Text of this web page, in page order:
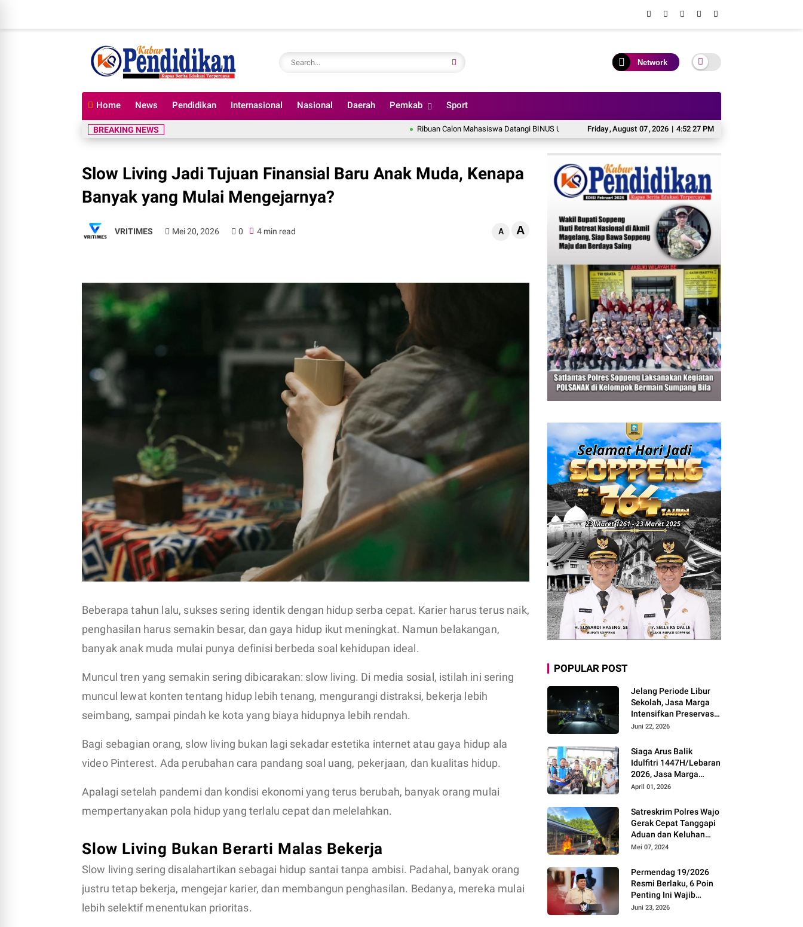
Network
Home News Pendidikan Internasional Nasional Daerah Pemkab Sport
Friday,August 07,2026 | 4:52 28 PM
BREAKING NEWS Ribuan Calon Mahasiswa Datangi BINUS University Wujudkan Langkah Awal Menuju Karier Global
Slow Living Jadi Tujuan Finansial Baru Anak Muda, Kenapa
Banyak yang Mulai Mengejarnya?
VRITIMES Mei 20, 2026 0 4 min read A A
Beberapa tahun lalu, sukses sering identik dengan hidup serba cepat. Karier harus terus naik,
penghasilan harus semakin besar, dan gaya hidup ikut meningkat. Namun belakangan,
banyak anak muda mulai punya definisi berbeda soal kehidupan ideal.
Muncul tren yang semakin sering dibicarakan: slow living. Di media sosial, istilah ini sering
muncul lewat konten tentang hidup lebih tenang, mengurangi distraksi, bekerja lebih
seimbang, sampai pindah ke kota yang biaya hidupnya lebih rendah.
Bagi sebagian orang, slow living bukan lagi sekadar estetika internet atau gaya hidup ala
video Pinterest. Ada perubahan cara pandang soal uang, pekerjaan, dan kualitas hidup.
Apalagi setelah pandemi dan kondisi ekonomi yang terus berubah, banyak orang mulai
mempertanyakan pola hidup yang terlalu cepat dan melelahkan.
Slow Living Bukan Berarti Malas Bekerja
Slow living sering disalahartikan sebagai hidup santai tanpa ambisi. Padahal, banyak orang
justru tetap bekerja, mengejar karier, dan membangun penghasilan. Bedanya, mereka mulai
lebih selektif menentukan prioritas.
POPULAR POST
Jelang Periode Libur
Sekolah, Jasa Marga
Intensifkan Preservasi
Rutin Jalan Tol untuk
Keamanan dan
Kenyamanan
Perjalanan
Juni 22, 2026
Siaga Arus Balik
Idulfitri 1447H/Lebaran
2026, Jasa Marga
Pastikan Kesiapan
Pemudik Gunakan Rest
Area Alternatif
April 01, 2026
Satreskrim Polres Wajo
Gerak Cepat Tanggapi
Aduan dan Keluhan
Masyarakat Soal Aksi
Mei 07, 2024
Permendag 19/2026
Resmi Berlaku, 6 Poin
Penting Ini Wajib
Diketahui Pengusaha
Juni 23, 2026